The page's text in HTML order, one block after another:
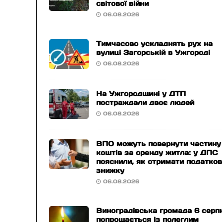
світової війни
06.08.2026
Тимчасово ускладнять рух на
вулиці Загорській в Ужгороді
06.08.2026
На Ужгородщині у ДТП
постраждали двоє людей
06.08.2026
ВПО можуть повернути частину
коштів за оренду житла: у ДПС
пояснили, як отримати
знижку
06.08.2026
Виноградівська громада 6
попрощається із полеглим